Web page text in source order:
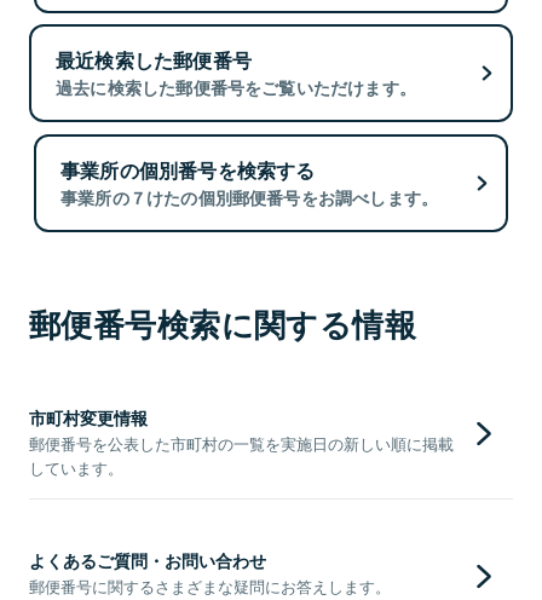
最近検索した郵便番号
過去に検索した郵便番号をご覧いただけます。
事業所の個別番号を検索する
事業所の７けたの個別郵便番号をお調べします。
郵便番号検索に関する情報
市町村変更情報
郵便番号を公表した市町村の一覧を実施日の新しい順に掲載
しています。
よくあるご質問・お問い合わせ
郵便番号に関するさまざまな疑問にお答えします。